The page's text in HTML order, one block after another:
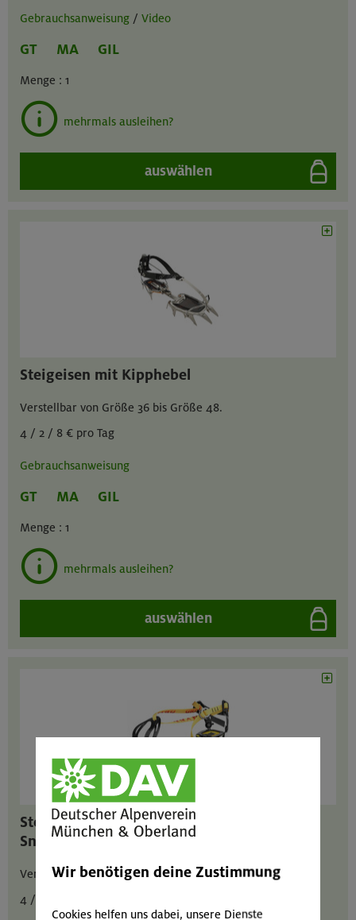
Gebrauchsanweisung / Video
GT MA GIL
Menge : 1
mehrmals ausleihen?
auswählen
Steigeisen mit Kipphebel
Verstellbar von Größe 36 bis Größe 48.
4 / 2 / 8 € pro Tag
Gebrauchsanweisung
GT MA GIL
Menge : 1
mehrmals ausleihen?
auswählen
Steigeisen mit Riemen für
Snowboardsoftboots
Verstellbar von Größe 36 bis Größe 46.
4 / 2 / 8 € pro Tag
Wir benötigen deine Zustimmung
Cookies helfen uns dabei, unsere Dienste